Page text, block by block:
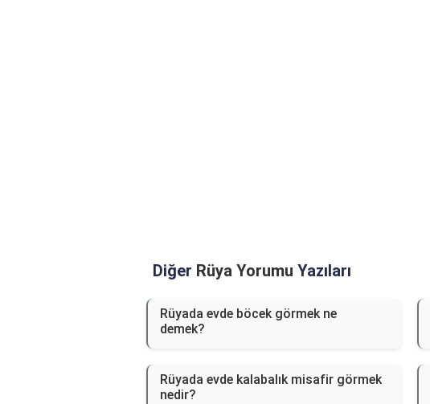
Diğer Rüya Yorumu Yazıları
Rüyada evde böcek görmek ne
demek?
Rüyada evde kalabalık misafir görmek
nedir?